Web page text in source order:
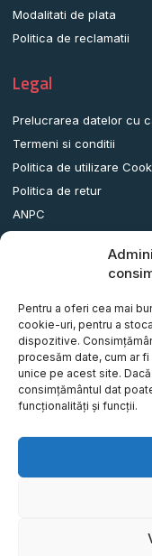
Pentru a oferi cea mai
cookie-uri, pentru a
dispozitive.
procesăm date, cum ar
unice pe acest site.
consimțământul dat
funcționalități și funcții.
Modalitati de plata
Politica de reclamatii
Legal
Prelucrarea datelor cu
Termeni si conditii
Politica de utilizare
Politica de retur
ANPC
info@remorci-
0786.720.706
0786.720.707
0786.720.708